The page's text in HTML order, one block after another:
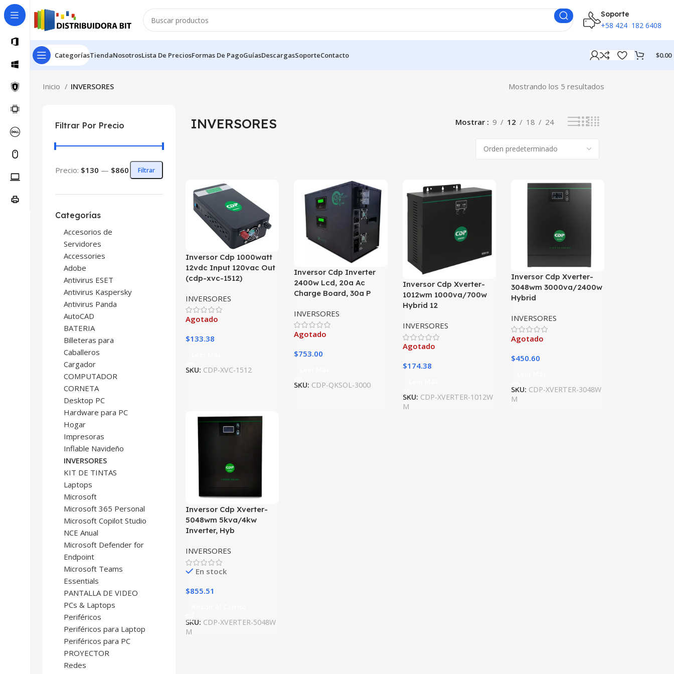
Soporte
+58 424 182 6408
CategoríasTiendaNosotrosLista De PreciosFormas De PagoGuíasDescargasSoporteContacto $0.00
Inicio INVERSORES Mostrando los 5 resultados
Filtrar Por Precio
Filtrar
Precio: $130 — $860
Categorías
Accesorios de
Servidores
Accessories
Adobe
Antivirus ESET
Antivirus Kaspersky
Antivirus Panda
AutoCAD
BATERIA
Billeteras para
Caballeros
Cargador
COMPUTADOR
CORNETA
Desktop PC
Hardware para PC
Hogar
Impresoras
Inflable Navideño
INVERSORES
KIT DE TINTAS
Laptops
Microsoft
Microsoft 365 Personal
Microsoft Copilot Studio
NCE Anual
Microsoft Defender for
Endpoint
Microsoft Teams
Essentials
PANTALLA DE VIDEO
PCs & Laptops
Periféricos
Periféricos para Laptop
Periféricos para PC
PROYECTOR
Redes
INVERSORES Mostrar 9 12 18 24
Inversor Cdp 1000watt
12vdc Input 120vac Out
(cdp-xvc-1512)
INVERSORES
Agotado
$133.38
SKU: CDP-XVC-1512
Inversor Cdp Inverter
2400w Lcd, 20a Ac
Charge Board, 30a P
INVERSORES
Agotado
$753.00
SKU: CDP-QKSOL-3000
Inversor Cdp Xverter-
1012wm 1000va/700w
Hybrid 12
INVERSORES
Agotado
$174.38
SKU: CDP-XVERTER-1012W
M
Inversor Cdp Xverter-
3048wm 3000va/2400w
Hybrid
INVERSORES
Agotado
$450.60
SKU: CDP-XVERTER-3048W
M
Inversor Cdp Xverter-
5048wm 5kva/4kw
Inverter, Hyb
INVERSORES
En stock
$855.51
SKU: CDP-XVERTER-5048W
M